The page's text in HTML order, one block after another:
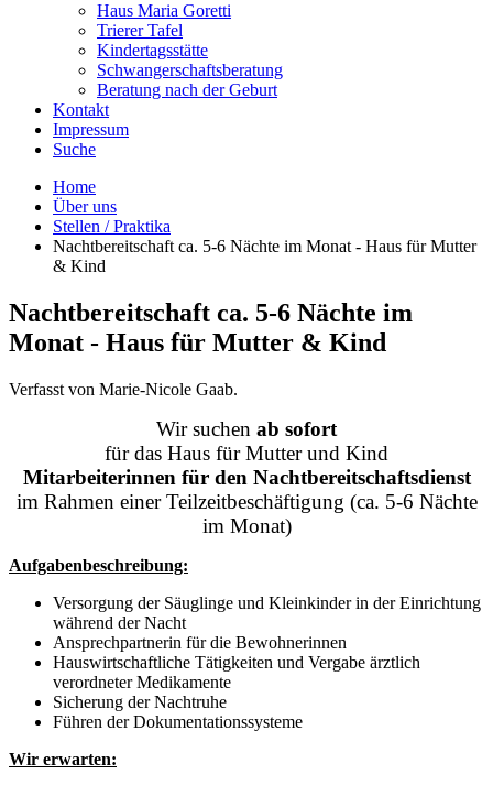
Haus Maria Goretti
Trierer Tafel
Kindertagsstätte
Schwangerschaftsberatung
Beratung nach der Geburt
Kontakt
Impressum
Suche
Home
Über uns
Stellen / Praktika
Nachtbereitschaft ca. 5-6 Nächte im Monat - Haus für Mutter
& Kind
Nachtbereitschaft ca. 5-6 Nächte im
Monat - Haus für Mutter & Kind
Verfasst von Marie-Nicole Gaab.
Wir suchen ab sofort
für das Haus für Mutter und Kind
Mitarbeiterinnen für den Nachtbereitschaftsdienst
im Rahmen einer Teilzeitbeschäftigung (ca. 5-6 Nächte
im Monat)
Aufgabenbeschreibung:
Versorgung der Säuglinge und Kleinkinder in der Einrichtung
während der Nacht
Ansprechpartnerin für die Bewohnerinnen
Hauswirtschaftliche Tätigkeiten und Vergabe ärztlich
verordneter Medikamente
Sicherung der Nachtruhe
Führen der Dokumentationssysteme
Wir erwarten: